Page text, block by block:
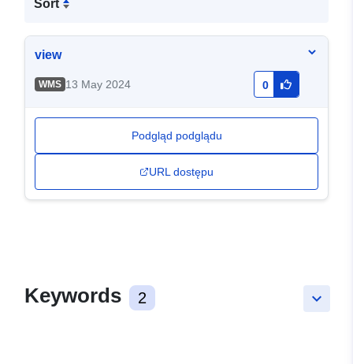
Sort
view
WMS 13 May 2024 0
Podgląd podglądu
URL dostępu
keyboard_arrow_down
Keywords 2